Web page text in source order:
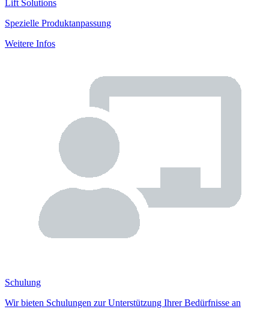
Lift Solutions
Spezielle Produktanpassung
Weitere Infos
Schulung
Wir bieten Schulungen zur Unterstützung Ihrer Bedürfnisse an